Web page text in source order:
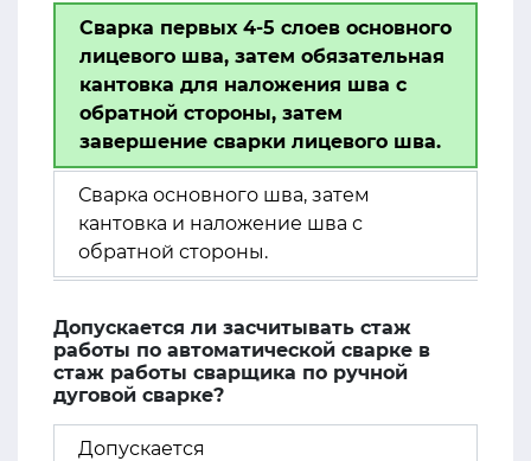
Сварка первых 4-5 слоев основного
лицевого шва, затем обязательная
кантовка для наложения шва с
обратной стороны, затем
завершение сварки лицевого шва.
Сварка основного шва, затем
кантовка и наложение шва с
обратной стороны.
Допускается ли засчитывать стаж
работы по автоматической сварке в
стаж работы сварщика по ручной
дуговой сварке?
Допускается